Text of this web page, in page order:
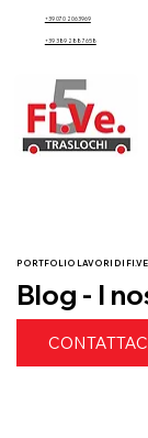
+39 070 2063969
+39 389 288 7658
PORTFOLIO LAVORI DI
Blog - I